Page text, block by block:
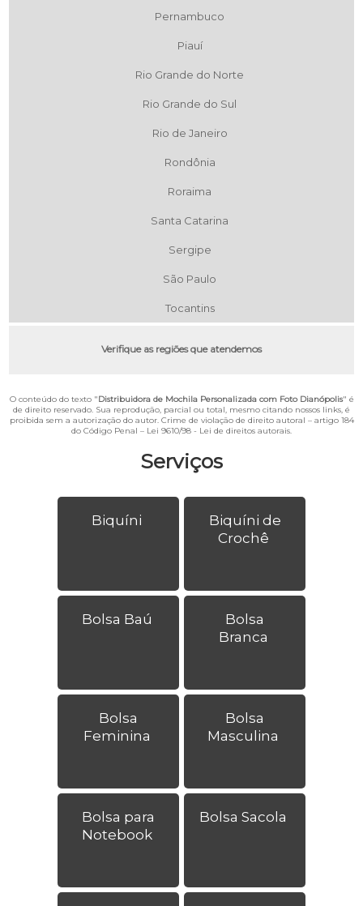
Serviços
Biquíni
Biquíni de
Crochê
Bolsa Baú
Bolsa
Branca
Bolsa
Feminina
Bolsa
Masculina
Bolsa para
Notebook
Bolsa Sacola
Pernambuco
Piauí
Rio Grande do Norte
Rio Grande do Sul
Rio de Janeiro
Rondônia
Roraima
Santa Catarina
Sergipe
São Paulo
Tocantins
Verifique as regiões que atendemos
O conteúdo do texto "Distribuidora de Mochila Personalizada com Foto Dianópolis" é
de direito reservado. Sua reprodução, parcial ou total, mesmo citando nossos links, é
proibida sem a autorização do autor. Crime de violação de direito autoral – artigo 184
do Código Penal – Lei 9610/98 - Lei de direitos autorais.